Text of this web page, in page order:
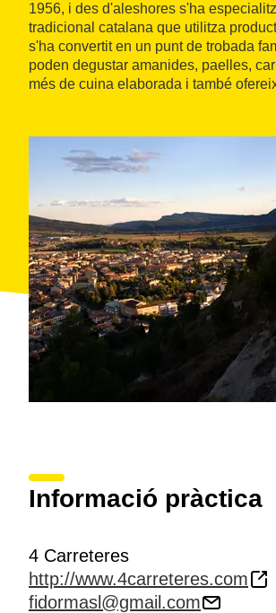
1956, i des d'aleshores s'ha
tradicional catalana que utilitza
s'ha convertit en un punt de trobada
poden degustar amanides, paelles,
més de cuina elaborada i també
Informació pràctica
4 Carreteres
http://www.4carreteres.com
fidormasl@gmail.com